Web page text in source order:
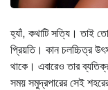
হ্যাঁ, কথাটি সত্যি। তাই
প্রিয়তি। কান চলচ্চিত্র
থাকে। এবারেও তার
সময় সমুদ্রপারের সেই